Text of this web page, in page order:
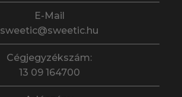
E-Mail
sweetic@sweetic.hu
Cégjegyzékszám:
13 09 164700